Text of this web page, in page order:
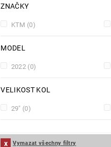
ZNAČKY
KTM (0)
MODEL
2022 (0)
VELIKOST KOL
29" (0)
Vymazat všechny filtry